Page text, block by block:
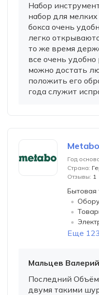
Набор
набор для
бокса очень
легко
то же время
все очень
можно достать
положить его
года служит
Metabo
Год
Страна:
Отзывы: 1
Бытовая
Еще
Мальцев Валерий
Последний
двумя такими